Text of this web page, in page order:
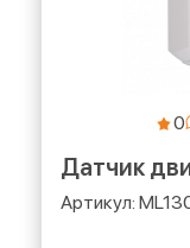
0
Датчик